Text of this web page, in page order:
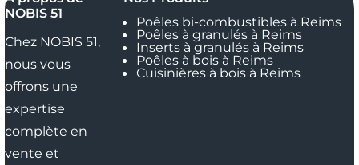
NOBIS 51
Chez NOBIS 51,
nous vous
offrons une
expertise
complète en
vente et
Poêles bi-combustibles à Reims
Poêles à granulés à Reims
Inserts à granulés à Reims
Poêles à bois à Reims
Cuisinières à bois à Reims